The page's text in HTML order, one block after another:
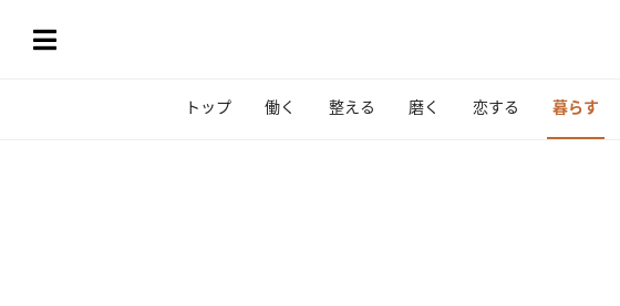
トップ 働く 整える 磨く 恋する 暮らす